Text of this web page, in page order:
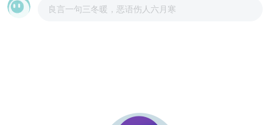
良言一句三冬暖，恶语伤人六月寒